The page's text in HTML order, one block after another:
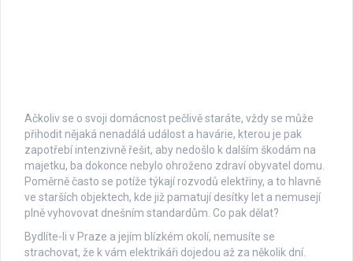
Ačkoliv se o svoji domácnost pečlivě staráte, vždy se může
přihodit nějaká nenadálá událost a havárie, kterou je pak
zapotřebí intenzivně řešit, aby nedošlo k dalším škodám na
majetku, ba dokonce nebylo ohroženo zdraví obyvatel domu.
Poměrně často se potíže týkají rozvodů elektřiny, a to hlavně
ve starších objektech, kde již pamatují desítky let a nemusejí
plně vyhovovat dnešním standardům. Co pak dělat?
Bydlíte-li v Praze a jejím blízkém okolí, nemusíte se
strachovat, že k vám elektrikáři dojedou až za několik dní.